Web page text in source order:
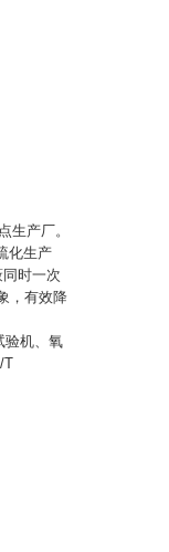
生产厂。
化生产
时一次
，有效降
验机、氧
T